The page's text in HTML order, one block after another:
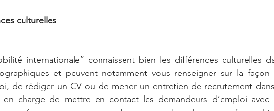
culturelles
internationale” connaissent bien les différences culturelles
et peuvent notamment vous renseigner sur la façon
de rédiger un CV ou de mener un entretien de recrutement
charge de mettre en contact les demandeurs d’emploi avec